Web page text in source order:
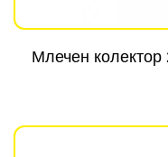
Млечен колектор